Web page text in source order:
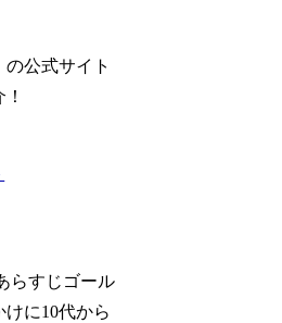
公式サイト
らすじ ゴール
に10代から